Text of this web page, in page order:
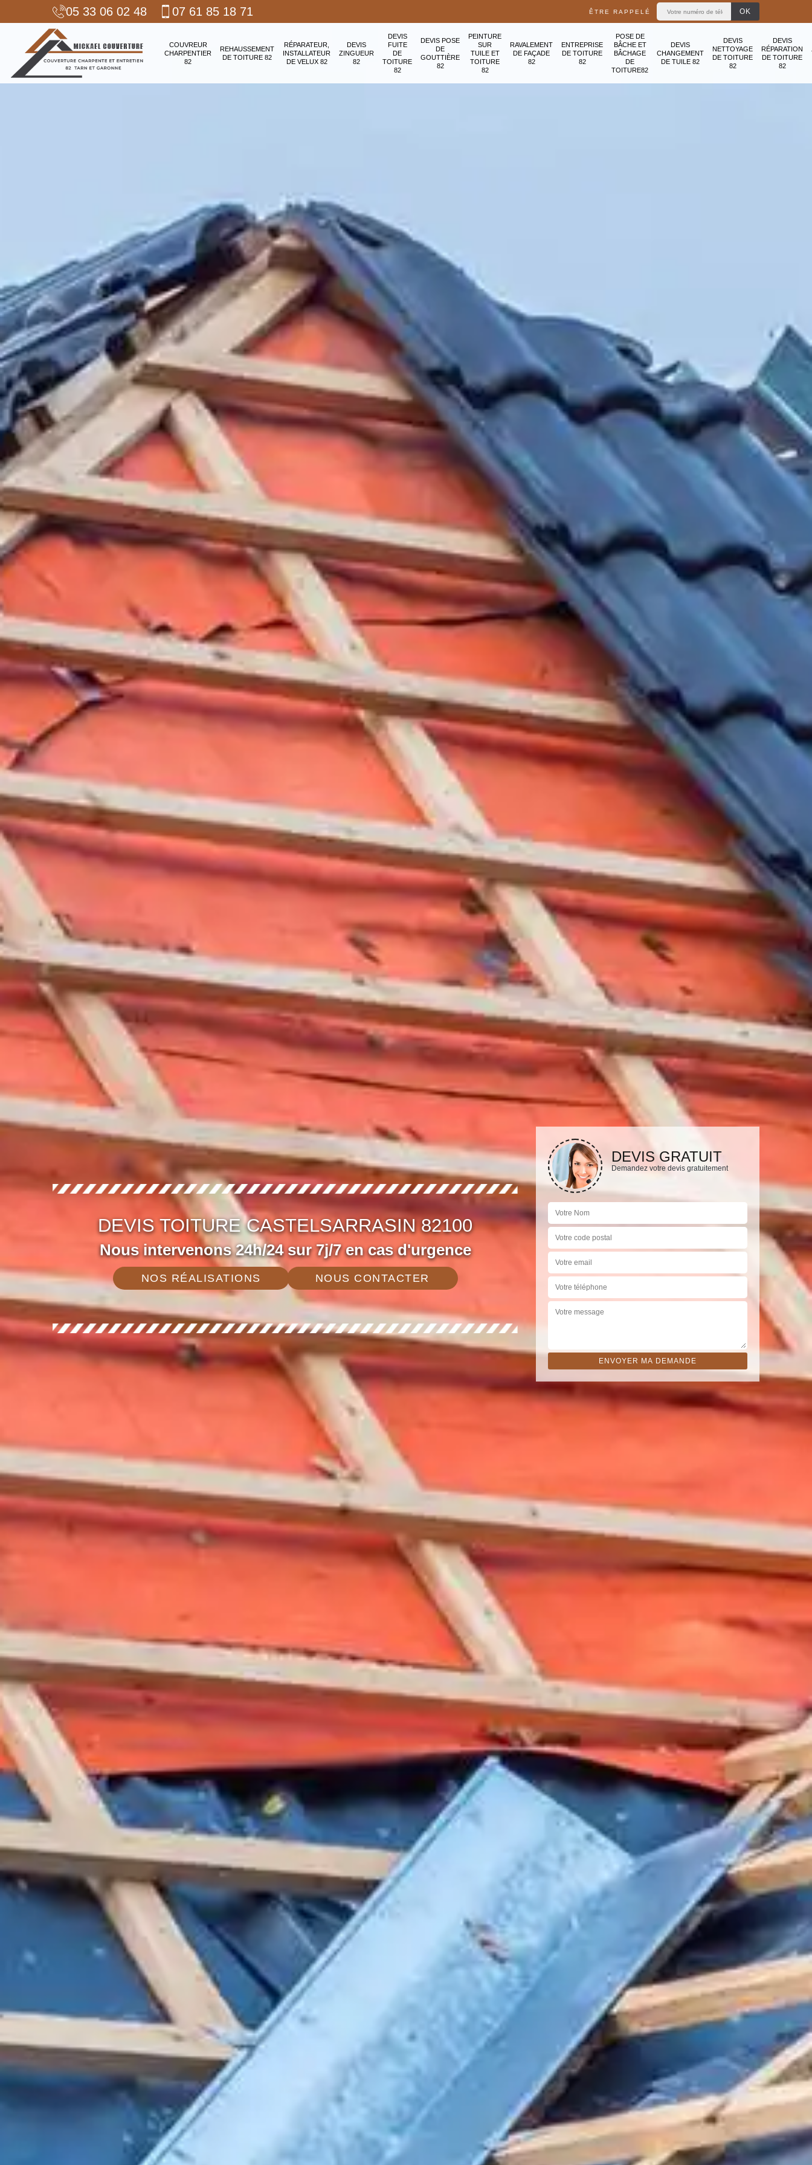
05 33 06 02 48 07 61 85 18 71 ÊTRE RAPPELÉ
COUVREUR
CHARPENTIER
82
REHAUSSEMENT
DE TOITURE 82
RÉPARATEUR,
INSTALLATEUR
DE VELUX 82
DEVIS
ZINGUEUR
82
DEVIS
FUITE
DE
TOITURE
82
DEVIS POSE
DE
GOUTTIÈRE
82
PEINTURE
SUR
TUILE ET
TOITURE
82
RAVALEMENT
DE FAÇADE
82
ENTREPRISE
DE TOITURE
82
POSE DE
BÂCHE ET
BÂCHAGE
DE
TOITURE82
DEVIS
CHANGEMENT
DE TUILE 82
DEVIS
NETTOYAGE
DE TOITURE
82
DEVIS
RÉPARATION
DE TOITURE
82
DEVIS TOITURE CASTELSARRASIN 82100
Nous intervenons 24h/24 sur 7j/7 en cas d'urgence
NOS RÉALISATIONS NOUS CONTACTER
DEVIS GRATUIT
Demandez votre devis gratuitement